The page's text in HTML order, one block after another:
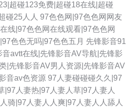
超碰123免费|超碰18在线|超碰
碰25人人 97色色网|97色色网网友
线|97色色网在线观看|97色色网
色色无吗|97色色五月 先锋影音91
avtt在线|先锋影音AV导航|先锋影
|先锋影音AV男人资源|先锋影音AV
音av色资源 97人妻碰碰碰久久|97
|97人妻热|97人妻人草|97人妻人
骑|97人妻人人爽|97人妻人人舔人